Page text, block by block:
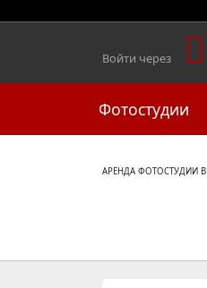
Войти через
Фотостудии
АРЕНДА ФОТОСТУДИИ В